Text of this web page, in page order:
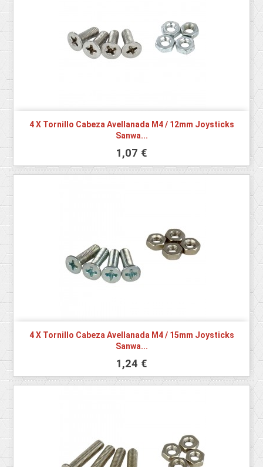
4 X Tornillo Cabeza Avellanada M4 / 12mm Joysticks
Sanwa...
1,07 €
4 X Tornillo Cabeza Avellanada M4 / 15mm Joysticks
Sanwa...
1,24 €